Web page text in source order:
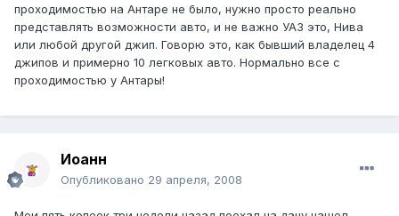
проходимостью на Антаре не было, нужно просто реально
представлять возможности авто, и не важно УАЗ это, Нива
или любой другой джип. Говорю это, как бывший владелец 4
джипов и примерно 10 легковых авто. Нормально все с
проходимостью у Антары!
Иоанн
Опубликовано 29 апреля, 2008